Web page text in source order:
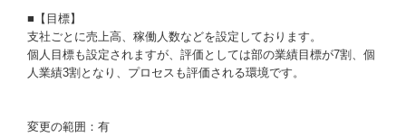
■【目標】
支社ごとに売上高、稼働人数などを設定しております。
個人目標も設定されますが、評価としては部の業績目標が7割、個
人業績3割となり、プロセスも評価される環境です。
変更の範囲：有